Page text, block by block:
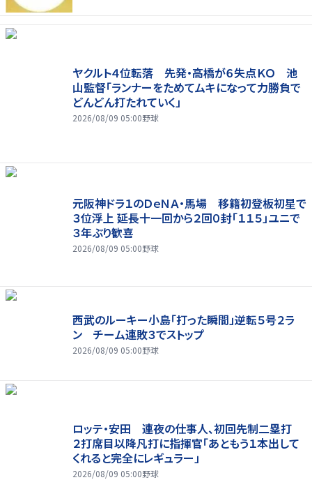
ヤクルト４位転落 先発・高橋が６失点ＫＯ 池
山監督「ランナーをためてムキになって力勝負で
どんどん打たれていく」
2026/08/09 05:00野球
元阪神ドラ１のＤｅＮＡ・馬場 移籍初登板初星で
３位浮上 延長十一回から２回０封「１１５」ユニで
３年ぶり歓喜
2026/08/09 05:00野球
西武のルーキー小島「打った瞬間」逆転５号２ラ
ン チーム連敗３でストップ
2026/08/09 05:00野球
ロッテ・安田 連夜の仕事人、初回先制二塁打
２打席目以降凡打に指揮官「あともう１本出して
くれると完全にレギュラー」
2026/08/09 05:00野球